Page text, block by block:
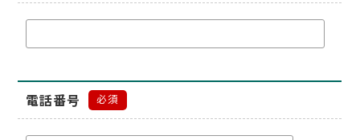
電話番号 必須